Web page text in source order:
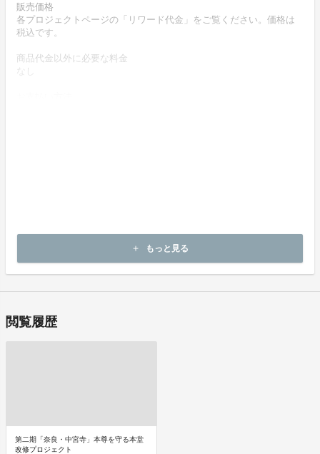
販売価格
各プロジェクトページの「リワード代金」をご覧ください。価格は
税込です。
商品代金以外に必要な料金
なし
キャンセルはできません。
決済完了後の返金は一切できません。
add もっと見る
閲覧履歴
第二期「奈良・中宮寺」本尊を守る本堂
改修プロジェクト